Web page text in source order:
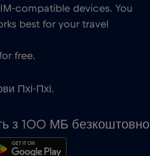
compatible devices. You
best for your travel
free.
Пхі-Пхі.
з 100 МБ безкоштовно